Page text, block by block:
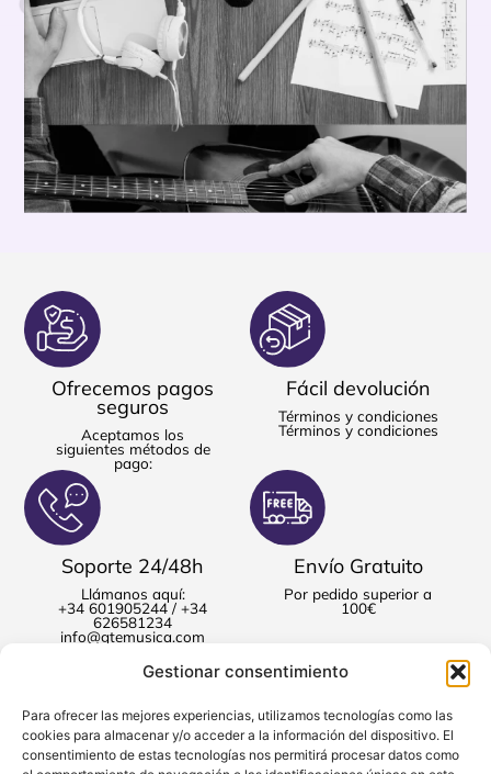
Gestionar consentimiento
Para ofrecer las mejores experiencias, utilizamos tecnologías como las
cookies para almacenar y/o acceder a la información del dispositivo. El
consentimiento de estas tecnologías nos permitirá procesar datos como
Ofrecemos pagos
seguros
Aceptamos los
siguientes métodos de
pago:
Fácil devolución
Términos y condiciones
Términos y condiciones
Soporte 24/48h
Llámanos aquí:
+34 601905244 / +34
626581234
info@gtemusica.com
Envío Gratuito
Por pedido superior a
100€